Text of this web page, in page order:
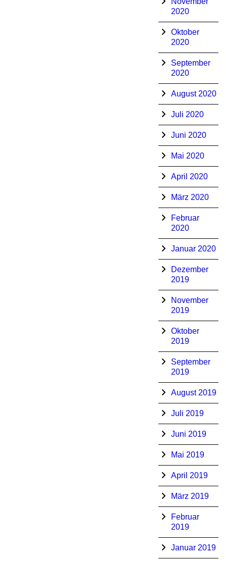
2020
Oktober
2020
September
2020
August 2020
Juli 2020
Juni 2020
Mai 2020
April 2020
März 2020
Februar
2020
Januar 2020
Dezember
2019
November
2019
Oktober
2019
September
2019
August 2019
Juli 2019
Juni 2019
Mai 2019
April 2019
März 2019
Februar
2019
Januar 2019